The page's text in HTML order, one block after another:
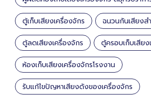
ตู้เก็บเสียงเครื่องจักร ฉนวนกันเสียงส
ตู้ลดเสียงเครื่องจักร ตู้ครอบเก็บเสียง
ห้องเก็บเสียงเครื่องจักรโรงงาน
รับแก้ไขปัญหาเสียงดังของเครื่องจักร